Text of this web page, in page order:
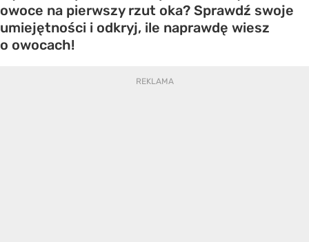
owoce na pierwszy rzut oka? Sprawdź swoje
umiejętności i odkryj, ile naprawdę wiesz
o owocach!